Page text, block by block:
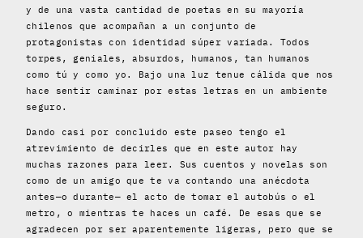
y de una vasta cantidad de poetas en su mayoría
chilenos que acompañan a un conjunto de
protagonistas con identidad súper variada. Todos
torpes, geniales, absurdos, humanos, tan humanos
como tú y como yo. Bajo una luz tenue cálida que nos
hace sentir caminar por estas letras en un ambiente
seguro.
Dando casi por concluido este paseo tengo el
atrevimiento de decirles que en este autor hay
muchas razones para leer. Sus cuentos y novelas son
como de un amigo que te va contando una anécdota
antes—o durante— el acto de tomar el autobús o el
metro, o mientras te haces un café. De esas que se
agradecen por ser aparentemente ligeras, pero que se